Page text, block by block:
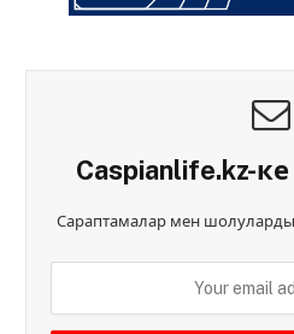
Caspianlife.kz-
Сараптамалар мен шолуларды